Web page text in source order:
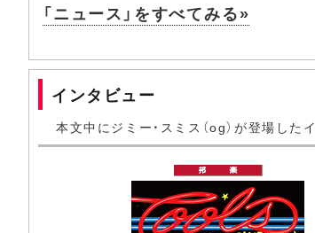
「ニュース」をすべてみる»
インタビュー
本文中にジミー・スミス（og）が登場した